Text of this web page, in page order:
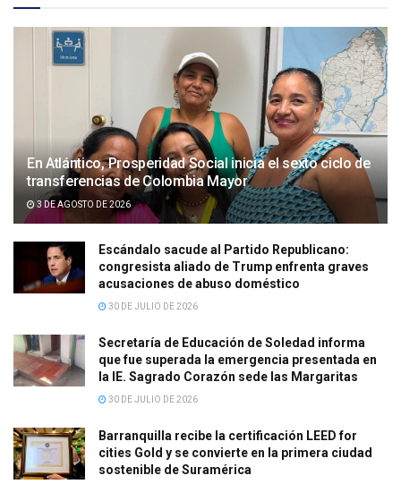
En Atlántico, Prosperidad Social inicia el sexto ciclo de
transferencias de Colombia Mayor
3 DE AGOSTO DE 2026
Escándalo sacude al Partido Republicano:
congresista aliado de Trump enfrenta graves
acusaciones de abuso doméstico
30 DE JULIO DE 2026
Secretaría de Educación de Soledad informa
que fue superada la emergencia presentada en
la IE. Sagrado Corazón sede las Margaritas
30 DE JULIO DE 2026
Barranquilla recibe la certificación LEED for
cities Gold y se convierte en la primera ciudad
sostenible de Suramérica